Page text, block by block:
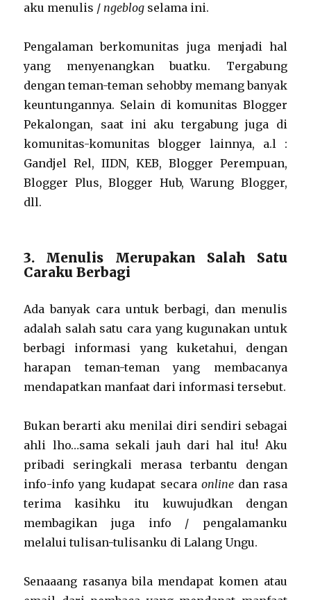
aku menulis / ngeblog selama ini.
Pengalaman berkomunitas juga menjadi hal
yang menyenangkan buatku. Tergabung
dengan teman-teman sehobby memang banyak
keuntungannya. Selain di komunitas Blogger
Pekalongan, saat ini aku tergabung juga di
komunitas-komunitas blogger lainnya, a.l :
Gandjel Rel, IIDN, KEB, Blogger Perempuan,
Blogger Plus, Blogger Hub, Warung Blogger,
dll.
3. Menulis Merupakan Salah Satu
Caraku Berbagi
Ada banyak cara untuk berbagi, dan menulis
adalah salah satu cara yang kugunakan untuk
berbagi informasi yang kuketahui, dengan
harapan teman-teman yang membacanya
mendapatkan manfaat dari informasi tersebut.
Bukan berarti aku menilai diri sendiri sebagai
ahli lho…sama sekali jauh dari hal itu! Aku
pribadi seringkali merasa terbantu dengan
info-info yang kudapat secara online dan rasa
terima kasihku itu kuwujudkan dengan
membagikan juga info / pengalamanku
melalui tulisan-tulisanku di Lalang Ungu.
Senaaang rasanya bila mendapat komen atau